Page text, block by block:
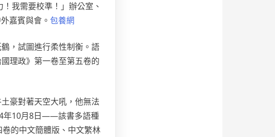
我需要校準！」辦公室、
嘉賓與會。 包養網
，試圖進行柔性制衡。語
理政》第一卷至第五卷的
豪對著天空大吼，他無法
年10月8日——該書多語種
的中文簡體版、中文繁林